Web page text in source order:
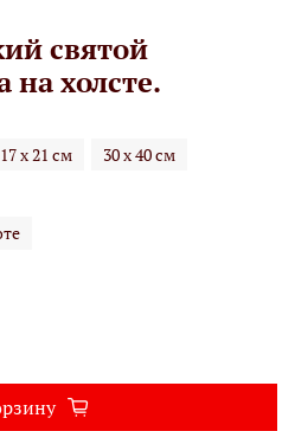
святой
холсте.
17 х 21 см 30 х 40 см